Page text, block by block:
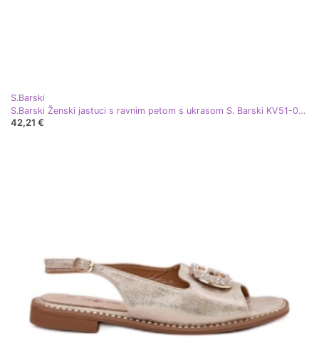
S.Barski
S.Barski Ženski jastuci s ravnim petom s ukrasom S. Barski KV51-013 Zloty zlatni
42,21 €